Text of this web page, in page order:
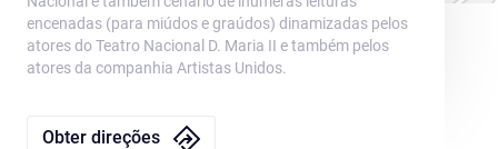
encenadas (para miúdos e graúdos) dinamizadas pelos
atores do Teatro Nacional D. Maria II e também pelos
atores da companhia Artistas Unidos.
Obter direções